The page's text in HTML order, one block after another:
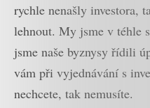
rychle nenašly investora,
lehnout. My jsme v téhle
jsme naše byznysy řídili
vám při vyjednávání s
nechcete, tak nemusíte.